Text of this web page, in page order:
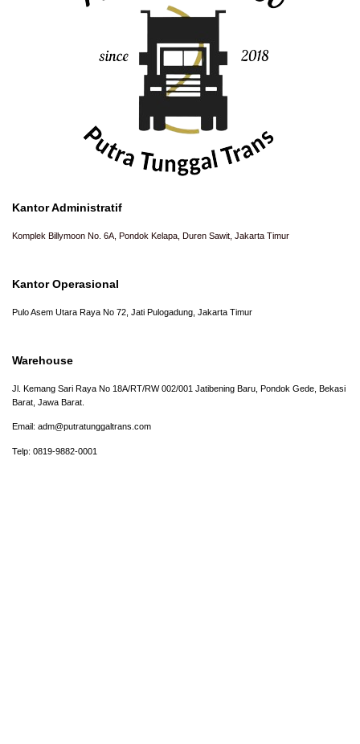
Kantor Administratif
Komplek Billymoon No. 6A, Pondok Kelapa, Duren Sawit, Jakarta Timur
Kantor Operasional
Pulo Asem Utara Raya No 72, Jati Pulogadung, Jakarta Timur
Warehouse
Jl. Kemang Sari Raya No 18A/RT/RW 002/001 Jatibening Baru, Pondok Gede, Bekasi
Barat, Jawa Barat.
Email: adm@putratunggaltrans.com
Telp: 0819-9882-0001